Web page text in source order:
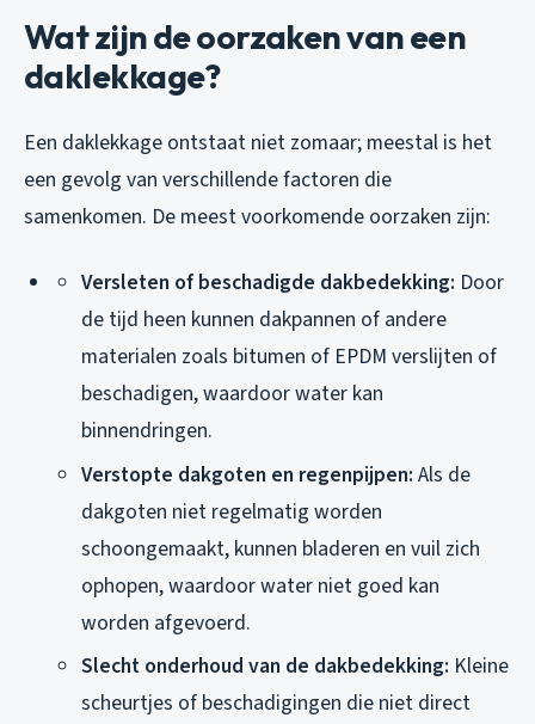
Wat zijn de oorzaken van een
daklekkage?
Een daklekkage ontstaat niet zomaar; meestal is het
een gevolg van verschillende factoren die
samenkomen. De meest voorkomende oorzaken zijn:
Versleten of beschadigde dakbedekking: Door
de tijd heen kunnen dakpannen of andere
materialen zoals bitumen of EPDM verslijten of
beschadigen, waardoor water kan
binnendringen.
Verstopte dakgoten en regenpijpen: Als de
dakgoten niet regelmatig worden
schoongemaakt, kunnen bladeren en vuil zich
ophopen, waardoor water niet goed kan
worden afgevoerd.
Slecht onderhoud van de dakbedekking: Kleine
scheurtjes of beschadigingen die niet direct